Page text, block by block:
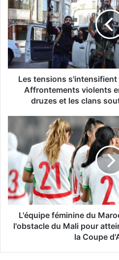
s'intensifient
dans
le
sud
de
la
Syrie
Affrontements
violents
les
soutenus
par
le
régime
Les tensions s'intensifient
Affrontements violents
druzes et les clans
féminine
Maroc
cherche
à
surmonter
l'obstacle
du
Mali
pour
demi-
L'équipe féminine du
l'obstacle du Mali pour
la Coupe